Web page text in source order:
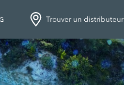
Trouver un distributeur